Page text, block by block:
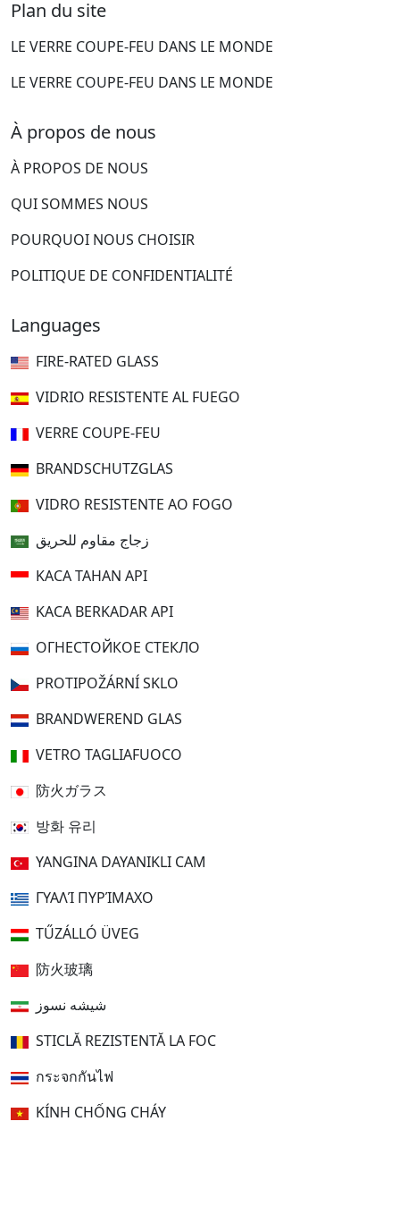
Plan du site
LE VERRE COUPE-FEU DANS LE MONDE
LE VERRE COUPE-FEU DANS LE MONDE
À propos de nous
À PROPOS DE NOUS
QUI SOMMES NOUS
POURQUOI NOUS CHOISIR
POLITIQUE DE CONFIDENTIALITÉ
Languages
FIRE-RATED GLASS
VIDRIO RESISTENTE AL FUEGO
VERRE COUPE-FEU
BRANDSCHUTZGLAS
VIDRO RESISTENTE AO FOGO
زجاج مقاوم للحريق
KACA TAHAN API
KACA BERKADAR API
ОГНЕСТОЙКОЕ СТЕКЛО
PROTIPOŽÁRNÍ SKLO
BRANDWEREND GLAS
VETRO TAGLIAFUOCO
防火ガラス
방화 유리
YANGINA DAYANIKLI CAM
ΓΥΑΛΊ ΠΥΡΊΜΑΧΟ
TŰZÁLLÓ ÜVEG
防火玻璃
شیشه نسوز
STICLĂ REZISTENTĂ LA FOC
กระจกกันไฟ
KÍNH CHỐNG CHÁY